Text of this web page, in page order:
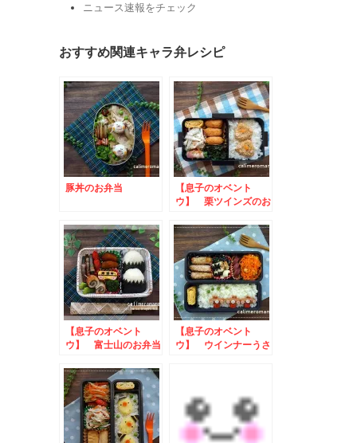
ニュース速報をチェック
おすすめ関連キャラ弁レシピ
豚丼のお弁当
【息子のオベント
ウ】 栗ツインズのお
【息子のオベント
ウ】 富士山のお弁当
【息子のオベント
ウ】 ウインナーうさ